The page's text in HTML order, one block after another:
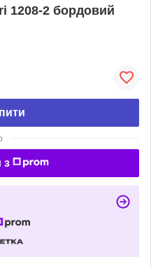
1208-2 бордовий
з